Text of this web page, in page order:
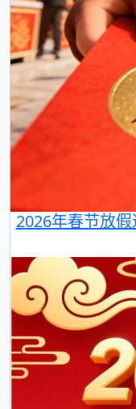
2026年春节放